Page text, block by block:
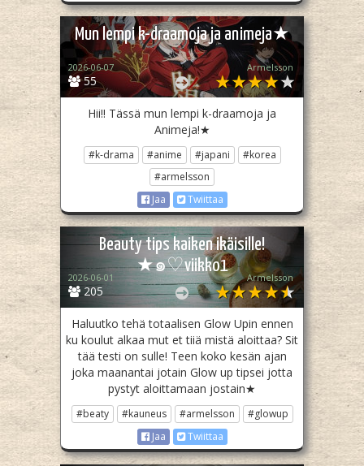
Mun lempi k-draamoja ja animeja★
55
2026-06-07 Armelsson
Hii!! Tässä mun lempi k-draamoja ja
Animeja!★
#k-drama #anime #japani
#korea
#armelsson
Jaa
Twiittaa
Beauty tips kaiken ikäisille!
★๑⁠♡viikko1
205
2026-06-01 Armelsson
Haluutko tehä totaalisen Glow Upin ennen
ku koulut alkaa mut et tiiä mistä aloittaa? Sit
tää testi on sulle! Teen koko kesän ajan
joka maanantai jotain Glow up tipsei jotta
pystyt aloittamaan jostain★
#beaty #kauneus #armelsson
#glowup
Jaa
Twiittaa